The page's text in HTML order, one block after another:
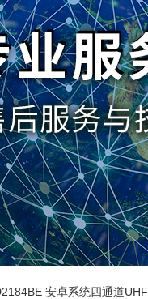
安卓系统四通道